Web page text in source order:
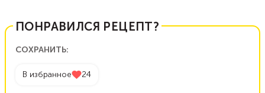
ПОНРАВИЛСЯ РЕЦЕПТ?
СОХРАНИТЬ:
В избранное 24